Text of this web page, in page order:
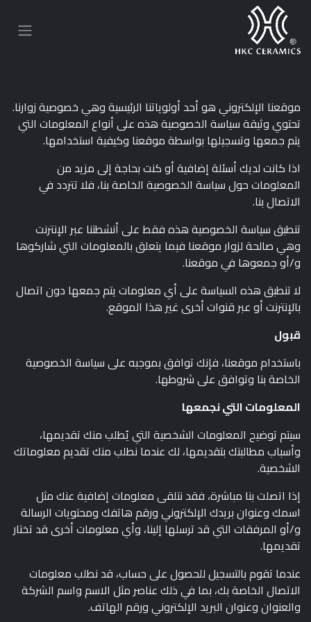
موقعنا الإلكتروني هو أحد أولوياتنا الرئيسية وهي خصوصية زوارنا.
تحتوي وثيقة سياسة الخصوصية هذه على أنواع المعلومات التي
يتم جمعها وتسجيلها بواسطة موقعنا وكيفية استخدامها.
اذا كانت لديك أسئلة إضافية أو كنت بحاجة إلى مزيد من
المعلومات حول سياسة الخصوصية الخاصة بنا، فلا تتردد في
الاتصال بنا.
تنطبق سياسة الخصوصية هذه فقط على أنشطتنا عبر الإنترنت
وهي صالحة لزوار موقعنا فيما يتعلق بالمعلومات التي شاركوها
و/أو جمعوها في موقعنا.
لا تنطبق هذه السياسة على أي معلومات يتم جمعها دون اتصال
بالإنترنت أو عبر قنوات أخرى غير هذا الموقع.
قبول
باستخدام موقعنا، فإنك توافق بموجبه على سياسة الخصوصية
الخاصة بنا وتوافق على شروطها.
المعلومات التي نجمعها
سيتم توضيح المعلومات الشخصية التي يُطلب منك تقديمها،
وأسباب مطالبتك بتقديمها، لك عندما نطلب منك تقديم معلوماتك
الشخصية.
إذا اتصلت بنا مباشرة، فقد نتلقى معلومات إضافية عنك مثل
اسمك وعنوان بريدك الإلكتروني ورقم هاتفك ومحتويات الرسالة
و/أو المرفقات التي قد ترسلها إلينا، وأي معلومات أخرى قد تختار
تقديمها.
عندما تقوم بالتسجيل للحصول على حساب، قد نطلب معلومات
الاتصال الخاصة بك، بما في ذلك عناصر مثل الاسم واسم الشركة
والعنوان وعنوان البريد الإلكتروني ورقم الهاتف.